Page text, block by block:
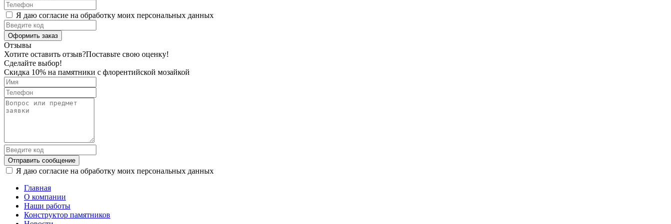
Я даю согласие на обработку моих персональных данных
Оформить заказ
Отзывы
Хотите оставить отзыв?Поставьте свою оценку!
Сделайте выбор!
Скидка 10% на памятники с флорентийской мозайкой
Отправить сообщение
Я даю согласие на обработку моих персональных данных
Главная
О компании
Наши работы
Конструктор памятников